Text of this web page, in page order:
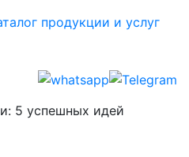
продукции и услуг
5 успешных идей